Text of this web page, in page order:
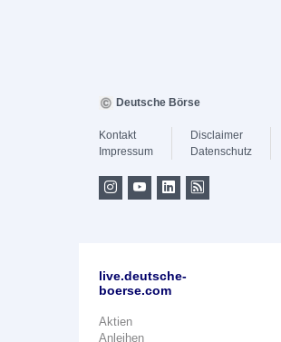
Deutsche Börse
Kontakt
Impressum
Disclaimer
Datenschutz
live.deutsche-
boerse.com
Aktien
Anleihen